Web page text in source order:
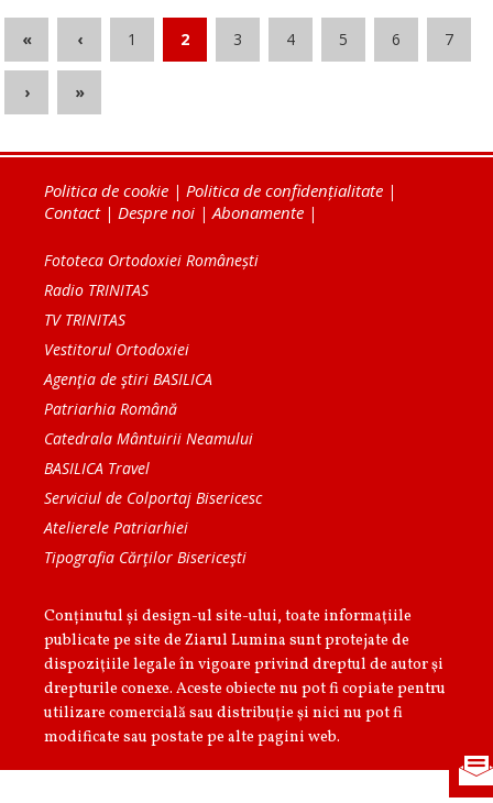
« ‹ 1 2 3 4 5 6 7
› »
Politica de cookie | Politica de confidențialitate |
Contact| Despre noi |Abonamente |
Fototeca Ortodoxiei Românești
Radio TRINITAS
TV TRINITAS
Vestitorul Ortodoxiei
Agenţia de ştiri BASILICA
Patriarhia Română
Catedrala Mântuirii Neamului
BASILICA Travel
Serviciul de Colportaj Bisericesc
Atelierele Patriarhiei
Tipografia Cărţilor Bisericeşti
Conținutul și design-ul site-ului, toate informaţiile
publicate pe site de Ziarul Lumina sunt protejate de
dispoziţiile legale în vigoare privind dreptul de autor şi
drepturile conexe. Aceste obiecte nu pot fi copiate pentru
utilizare comercială sau distribuţie şi nici nu pot fi
modificate sau postate pe alte pagini web.